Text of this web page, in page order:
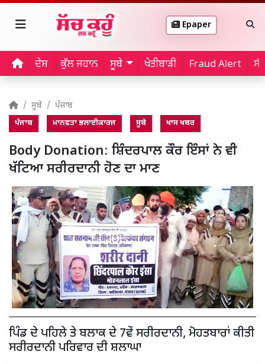
Epaper
ਦੇਸ਼ ਕੁੱਲ ਜਹਾਨ ਸੂਬੇ ਖੇਤੀਬਾੜੀ Fraud Alert
ਸੂਬੇ ਪੰਜਾਬ
ਪੰਜਾਬ ਮਾਨਵਤਾ ਭਲਾਈਕਾਰਜ ਸੂਬੇ ਖਾਸ ਖਬਰ
Body Donation: ਸ਼ਿੰਦਰਪਾਲ ਕੌਰ ਇੰਸਾਂ ਨੇ ਵੀ
ਖੱਟਿਆ ਸਰੀਰਦਾਨੀ ਹੋਣ ਦਾ ਮਾਣ
ਪਿੰਡ ਦੇ ਪਹਿਲੇ ਤੇ ਬਲਾਕ ਦੇ 7ਵੇਂ ਸਰੀਰਦਾਨੀ, ਮੋਹਤਬਾਰਾਂ ਕੀਤੀ
ਸਰੀਰਦਾਨੀ ਪਰਿਵਾਰ ਦੀ ਸ਼ਲਾਘਾ